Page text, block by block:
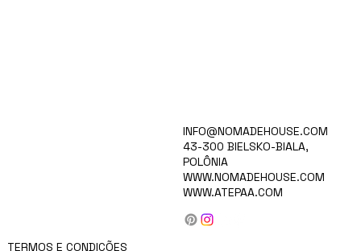
TERMOS E CONDIÇÕES
INFO@NOMADEHOUSE.COM
43-300 BIELSKO-BIALA,
POLÔNIA
WWW.NOMADEHOUSE.COM
WWW.ATEPAA.COM